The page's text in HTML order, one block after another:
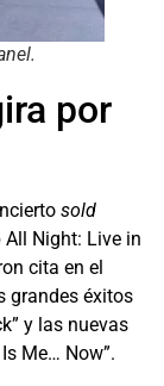
por
sold
All Night: Live in
cita en el
grandes éxitos
y las nuevas
Me… Now”.